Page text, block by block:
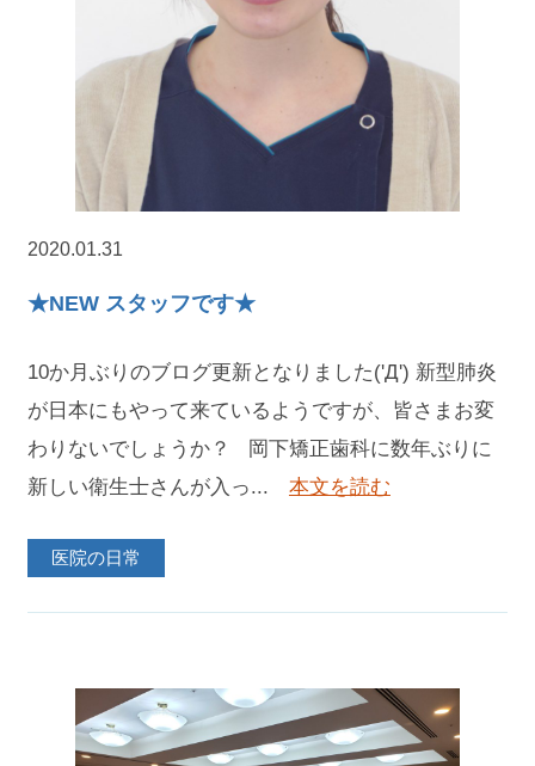
2020.01.31
★NEW スタッフです★
10か月ぶりのブログ更新となりました('Д') 新型肺炎
が日本にもやって来ているようですが、皆さまお変
わりないでしょうか？ 岡下矯正歯科に数年ぶりに
新しい衛生士さんが入っ... 本文を読む
医院の日常